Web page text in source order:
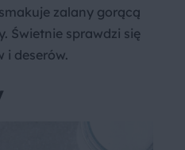
zalany gorącą
Świetnie sprawdzi się
i deserów.